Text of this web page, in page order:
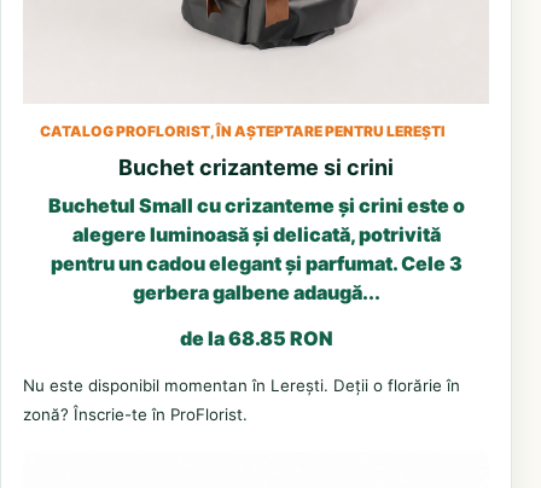
CATALOG PROFLORIST, ÎN AȘTEPTARE PENTRU LEREȘTI
Buchet crizanteme si crini
Buchetul Small cu crizanteme și crini este o
alegere luminoasă și delicată, potrivită
pentru un cadou elegant și parfumat. Cele 3
gerbera galbene adaugă...
de la 68.85 RON
Nu este disponibil momentan în Lerești. Deții o florărie în
zonă? Înscrie-te în ProFlorist.